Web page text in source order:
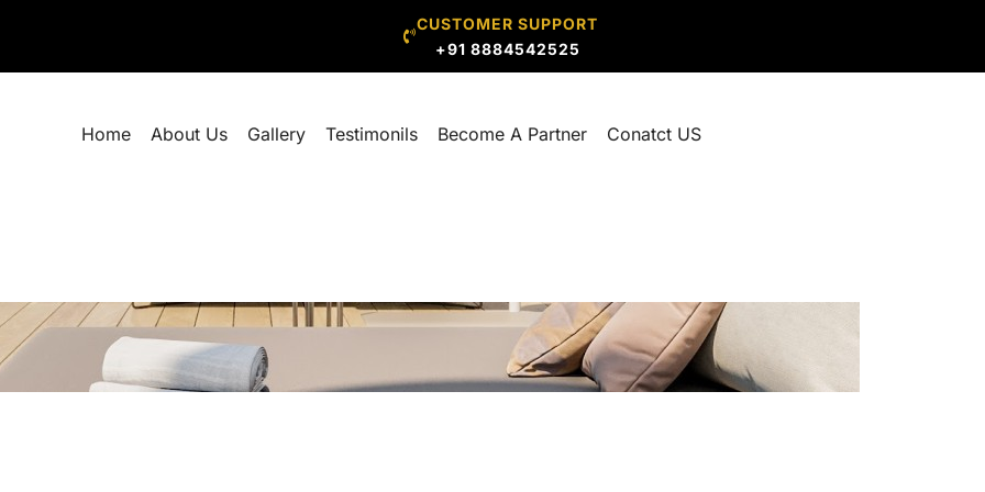
CUSTOMER SUPPORT
+91 8884542525
Home About Us Gallery Testimonils Become A Partner Conatct US